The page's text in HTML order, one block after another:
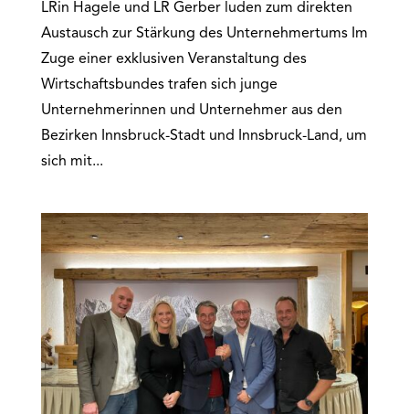
LRin Hagele und LR Gerber luden zum direkten
Austausch zur Stärkung des Unternehmertums Im
Zuge einer exklusiven Veranstaltung des
Wirtschaftsbundes trafen sich junge
Unternehmerinnen und Unternehmer aus den
Bezirken Innsbruck-Stadt und Innsbruck-Land, um
sich mit...